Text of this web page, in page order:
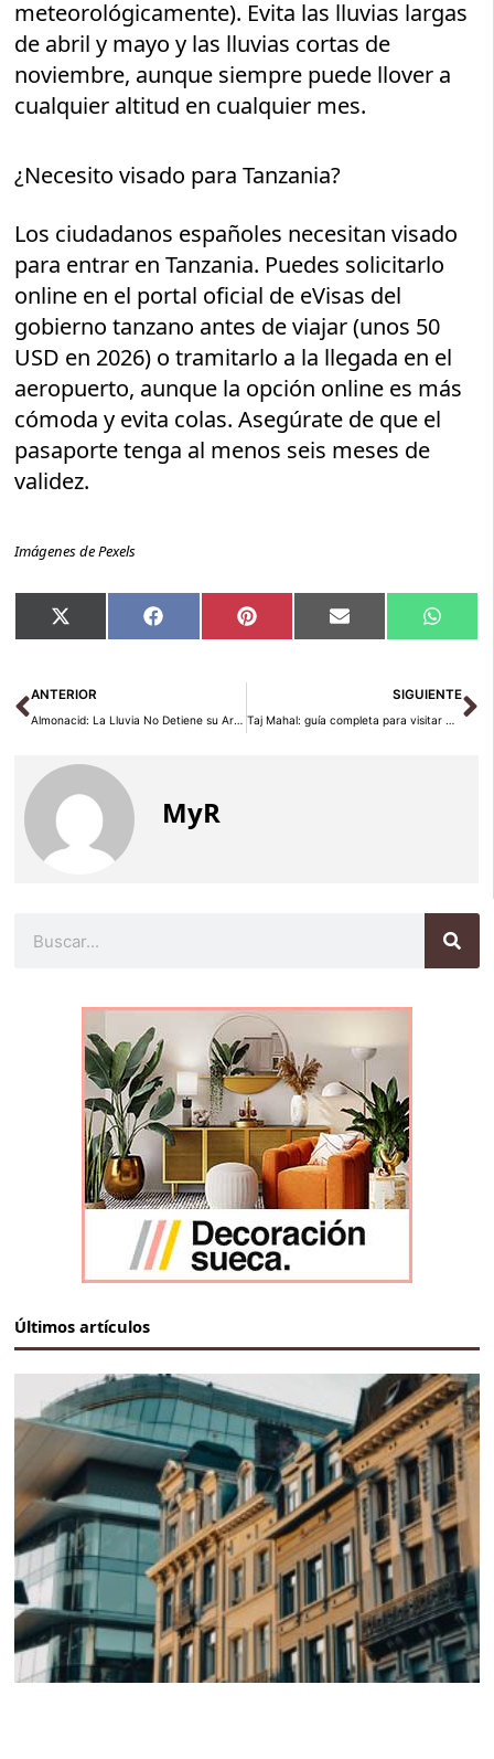
meteorológicamente). Evita las lluvias largas
de abril y mayo y las lluvias cortas de
noviembre, aunque siempre puede llover a
cualquier altitud en cualquier mes.
¿Necesito visado para Tanzania?
Los ciudadanos españoles necesitan visado
para entrar en Tanzania. Puedes solicitarlo
online en el portal oficial de eVisas del
gobierno tanzano antes de viajar (unos 50
USD en 2026) o tramitarlo a la llegada en el
aeropuerto, aunque la opción online es más
cómoda y evita colas. Asegúrate de que el
pasaporte tenga al menos seis meses de
validez.
Imágenes de Pexels
Compartir
en
X
(Twitter)
Compartir
en
Facebook Compartir
en
Pinterest Compartir
en
Email
en
Ant
ANTERIOR
Almonacid: La Lluvia No Detiene su Arte Efímero
SIGUIENTE
Taj Mahal: guía completa para visitar Agra en 2026
MyR
Últimos artículos